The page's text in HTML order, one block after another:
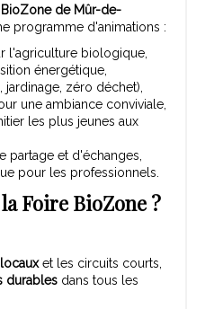
BioZone de Mûr-de-
programme d'animations :
l'agriculture biologique,
énergétique,
jardinage, zéro déchet),
une ambiance conviviale,
les plus jeunes aux
partage et d'échanges,
pour les professionnels.
Foire BioZone ?
et les circuits courts,
durables dans tous les